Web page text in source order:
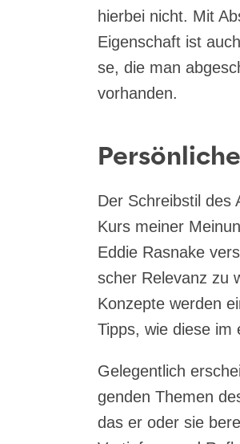
hier­bei nicht. Mit
Eigen­schaft ist
se, die man
vorhanden.
Der Schreib­stil des
Kurs mei­ner
Eddie Ras­na­ke
scher Rele­vanz zu
Kon­zep­te wer­den
Tipps, wie die­se im
Gele­gent­lich
gen­den The­men
das er oder sie